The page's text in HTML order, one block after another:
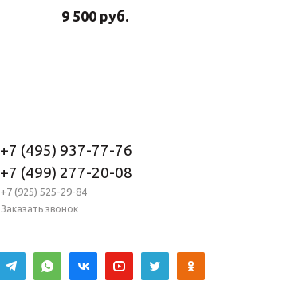
9 500 руб.
+7 (495) 937-77-76
+7 (499) 277-20-08
+7 (925) 525-29-84
Заказать звонок